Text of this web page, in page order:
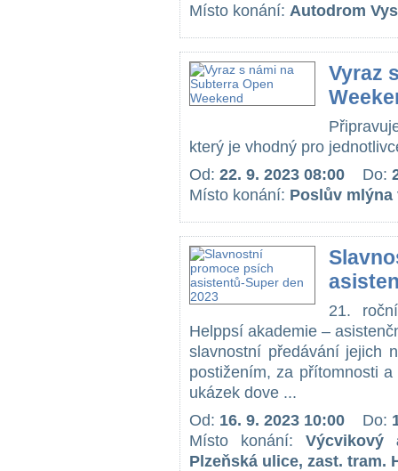
Místo konání: Autodrom
Vyraz
který je vhodný pro
Od: 22. 9. 2023 08:00 Do:
Místo konání: Poslův mlýna
21.
Helppsí akademie –
slavnostní předávání jejich
postižením, za přítomnosti
ukázek dove ...
Od: 16. 9. 2023 10:00 Do:
Místo konání: Výcvikový
Plzeňská ulice, zast. tram.